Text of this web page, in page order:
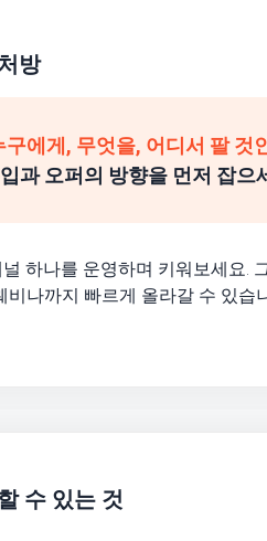
방
구에게, 무엇을, 어디서 팔 것
과 오퍼의 방향을 먼저 잡으
널 하나를 운영하며 키워보세요.
나까지 빠르게 올라갈 수 있습
수 있는 것